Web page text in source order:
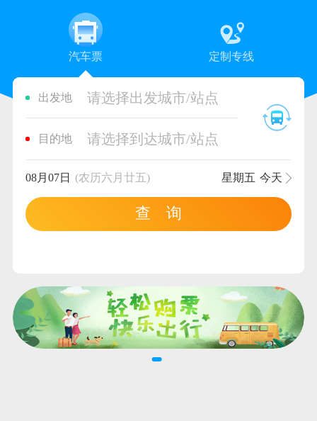
汽车票 定制专线
出发地 请选择出发城市/站点
目的地 请选择到达城市/站点
08月07日 (农历六月廿五) 星期五 今天
查 询